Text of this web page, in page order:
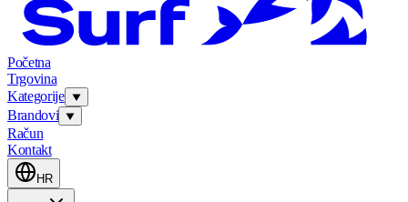
Početna
Trgovina
Kategorije
Brandovi
Račun
Kontakt
HR